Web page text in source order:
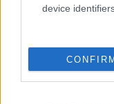
device